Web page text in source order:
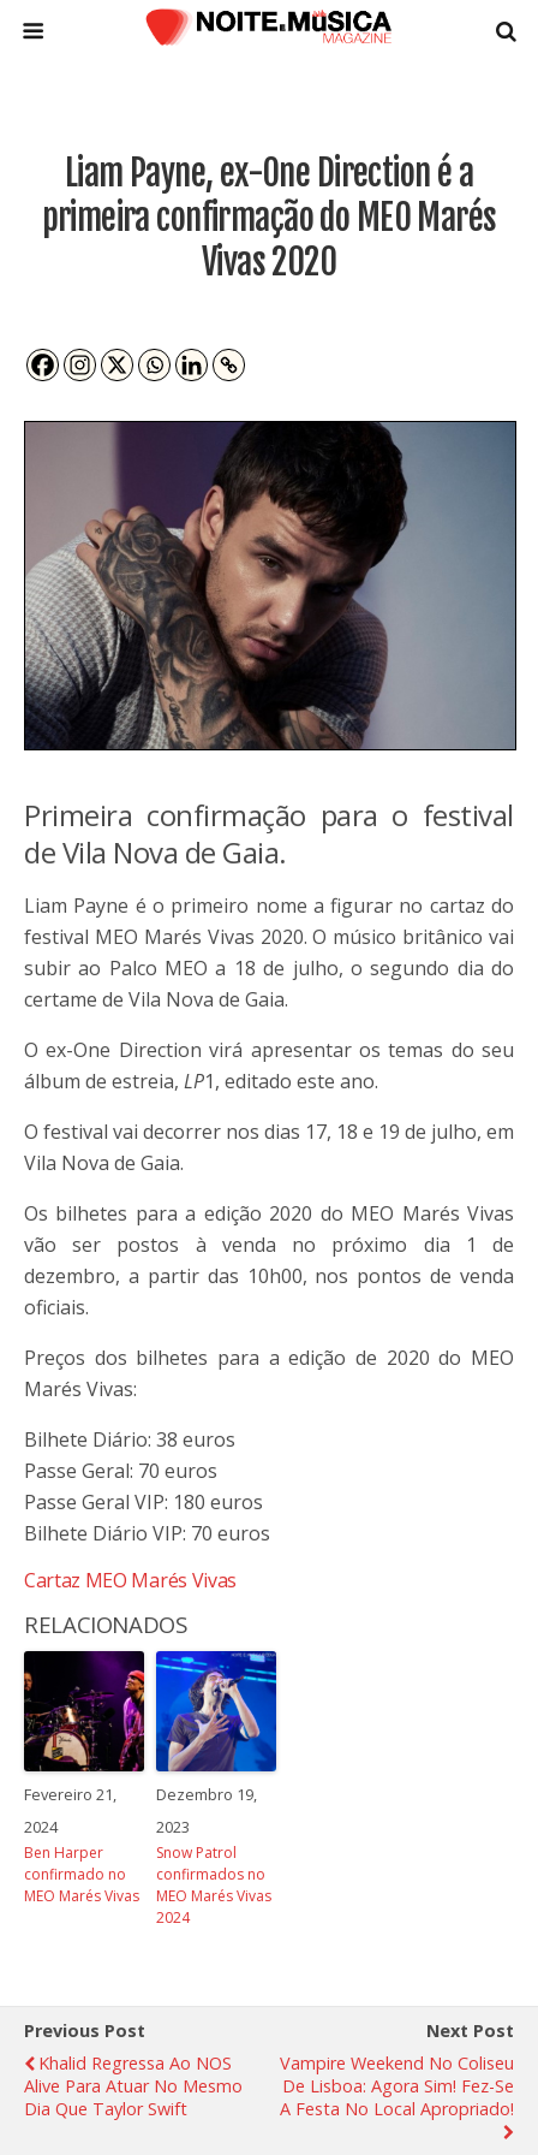
Liam Payne, ex-One Direction é a
primeira confirmação do MEO Marés
Vivas 2020
Primeira confirmação para o festival
de Vila Nova de Gaia.
Liam Payne é o primeiro nome a figurar no cartaz do
festival MEO Marés Vivas 2020. O músico britânico vai
subir ao Palco MEO a 18 de julho, o segundo dia do
certame de Vila Nova de Gaia.
O ex-One Direction virá apresentar os temas do seu
álbum de estreia, LP1, editado este ano.
O festival vai decorrer nos dias 17, 18 e 19 de julho, em
Vila Nova de Gaia.
Os bilhetes para a edição 2020 do MEO Marés Vivas
vão ser postos à venda no próximo dia 1 de
dezembro, a partir das 10h00, nos pontos de venda
oficiais.
Preços dos bilhetes para a edição de 2020 do MEO
Marés Vivas:
Bilhete Diário: 38 euros
Passe Geral: 70 euros
Passe Geral VIP: 180 euros
Bilhete Diário VIP: 70 euros
Cartaz MEO Marés Vivas
RELACIONADOS
Fevereiro 21,
2024
Ben Harper
confirmado no
MEO Marés Vivas
Dezembro 19,
2023
Snow Patrol
confirmados no
MEO Marés Vivas
2024
Previous Post
Khalid Regressa Ao NOS
Alive Para Atuar No Mesmo
Dia Que Taylor Swift
Next Post
Vampire Weekend No Coliseu
De Lisboa: Agora Sim! Fez-Se
A Festa No Local Apropriado!